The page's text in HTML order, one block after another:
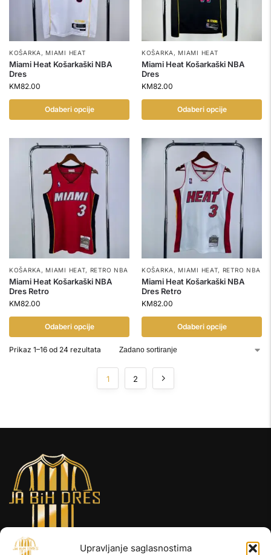
Upravljanje saglasnostima
KOŠARKA ,MIAMI HEAT
Miami Heat Košarkaški NBA
Dres
KM82.00
Odaberi opcije
KOŠARKA ,MIAMI HEAT
Miami Heat Košarkaški NBA
Dres
KM82.00
Odaberi opcije
KOŠARKA ,MIAMI HEAT, RETRO NBA
Miami Heat Košarkaški NBA
Dres Retro
KM82.00
Odaberi opcije
KOŠARKA ,MIAMI HEAT, RETRO NBA
Miami Heat Košarkaški NBA
Dres Retro
KM82.00
Odaberi opcije
Prikaz 1–16 od 24 rezultata
1 2